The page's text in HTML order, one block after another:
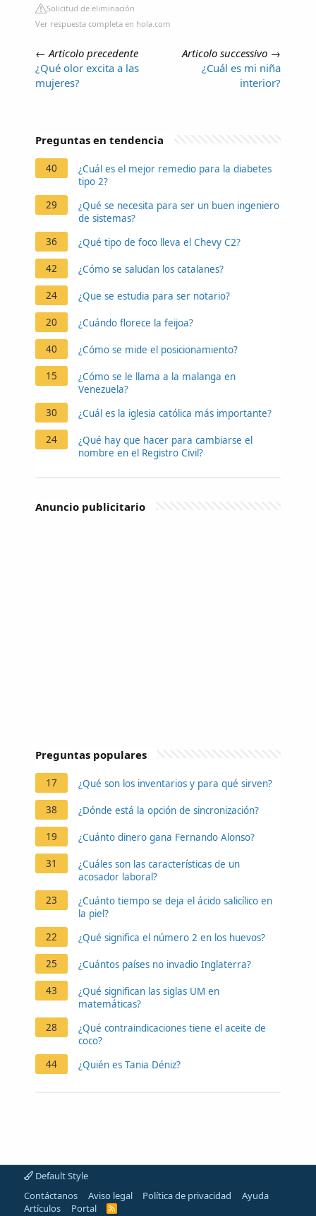
Solicitud de eliminación
Ver respuesta completa en hola.com
←Articolo precedente
¿Qué olor excita a las
mujeres?
Articolo successivo →
¿Cuál es mi niña
interior?
Preguntas en tendencia
40
¿Cuál es el mejor remedio para la diabetes
tipo 2?
29
¿Qué se necesita para ser un buen ingeniero
de sistemas?
36
¿Qué tipo de foco lleva el Chevy C2?
42 ¿Cómo se saludan los catalanes?
24 ¿Que se estudia para ser notario?
20 ¿Cuándo florece la feijoa?
40 ¿Cómo se mide el posicionamiento?
15
¿Cómo se le llama a la malanga en
Venezuela?
30
¿Cuál es la iglesia católica más importante?
24
¿Qué hay que hacer para cambiarse el
nombre en el Registro Civil?
Anuncio publicitario
Preguntas populares
17 ¿Qué son los inventarios y para qué sirven?
38 ¿Dónde está la opción de sincronización?
19 ¿Cuánto dinero gana Fernando Alonso?
31
¿Cuáles son las características de un
acosador laboral?
23
¿Cuánto tiempo se deja el ácido salicílico en
la piel?
22
¿Qué significa el número 2 en los huevos?
25 ¿Cuántos países no invadio Inglaterra?
43
¿Qué significan las siglas UM en
matemáticas?
28
¿Qué contraindicaciones tiene el aceite de
coco?
44
¿Quién es Tania Déniz?
Default Style
Contáctanos
Aviso legal Política de privacidad
Ayuda
Artículos
Portal
R